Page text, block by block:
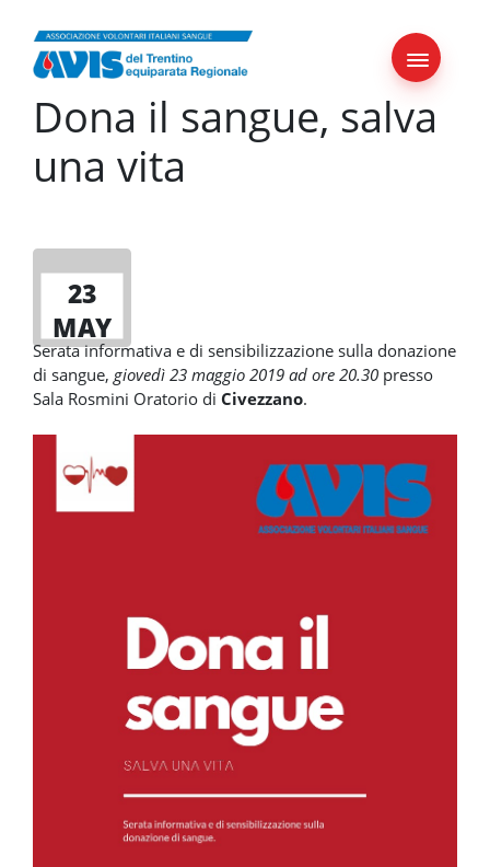
Skip
content
Dona il sangue, salva
una vita
23
MAY
Serata informativa e di sensibilizzazione sulla donazione
di sangue, giovedì 23 maggio 2019 ad ore 20.30 presso
Sala Rosmini Oratorio di Civezzano.